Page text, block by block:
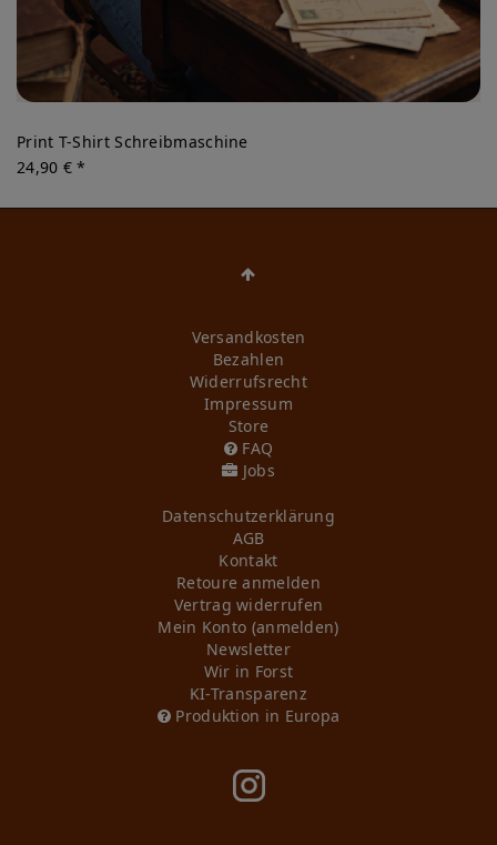
Print T-Shirt Schreibmaschine
24,90 € *
Versandkosten
Bezahlen
Widerrufs­recht
Impressum
Store
FAQ
Jobs
Daten­schutz­erklärung
AGB
Kontakt
Retoure anmelden
Vertrag widerrufen
Mein Konto (anmelden)
Newsletter
Wir in Forst
KI-Transparenz
Produktion in Europa